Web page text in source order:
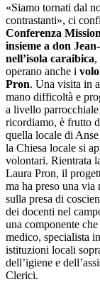
«Siamo tornati dal
contrastanti», ci
Conferenza
insieme a don
nell’isola caraibica,
operano anche i
Pron. Una visita in
mano difficoltà e
a livello
ricordiamo, è frutto
quella locale di
la Chiesa locale si
volontari. Rientrata
Laura Pron, il
ma ha preso una
sulla presa di
dei docenti nel
una componente
medico, specialista
istituzioni locali
dell’igiene e
Clerici.